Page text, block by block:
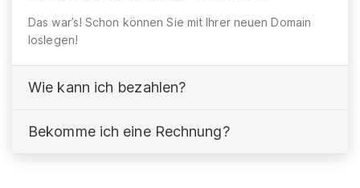
Das war’s! Schon können Sie mit Ihrer neuen Domain
loslegen!
Wie kann ich bezahlen?
Bekomme ich eine Rechnung?